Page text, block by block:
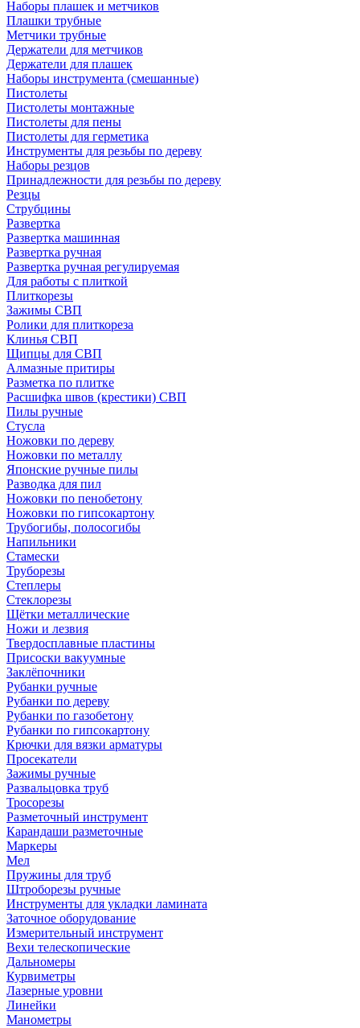
Наборы плашек и метчиков
Плашки трубные
Метчики трубные
Держатели для метчиков
Держатели для плашек
Наборы инструмента (смешанные)
Пистолеты
Пистолеты монтажные
Пистолеты для пены
Пистолеты для герметика
Инструменты для резьбы по дереву
Наборы резцов
Принадлежности для резьбы по дереву
Резцы
Струбцины
Развертка
Развертка машинная
Развертка ручная
Развертка ручная регулируемая
Для работы с плиткой
Плиткорезы
Зажимы СВП
Ролики для плиткореза
Клинья СВП
Щипцы для СВП
Алмазные притиры
Разметка по плитке
Расшифка швов (крестики) СВП
Пилы ручные
Стусла
Ножовки по дереву
Ножовки по металлу
Японские ручные пилы
Разводка для пил
Ножовки по пенобетону
Ножовки по гипсокартону
Трубогибы, полосогибы
Напильники
Стамески
Труборезы
Степлеры
Стеклорезы
Щётки металлические
Ножи и лезвия
Твердосплавные пластины
Присоски вакуумные
Заклёпочники
Рубанки ручные
Рубанки по дереву
Рубанки по газобетону
Рубанки по гипсокартону
Крючки для вязки арматуры
Просекатели
Зажимы ручные
Развальцовка труб
Тросорезы
Разметочный инструмент
Карандаши разметочные
Маркеры
Мел
Пружины для труб
Штроборезы ручные
Инструменты для укладки ламината
Заточное оборудование
Измерительный инструмент
Вехи телескопические
Дальномеры
Курвиметры
Лазерные уровни
Линейки
Манометры